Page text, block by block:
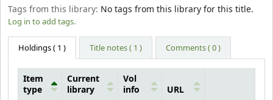
Tags from this library: No tags from this library for this title.
Log in to add tags.
Holdings( 1 ) Title notes ( 1 ) Comments ( 0 )
Item
type
Current
library
Vol
info
URL